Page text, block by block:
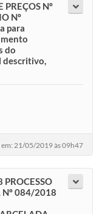
Nº
Nº
para
do
descritivo,
21/05/2019 às 09h47
Nº 084/2018